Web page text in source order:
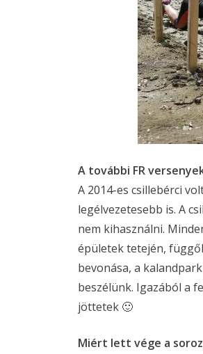
A további FR
A 2014-es csillebérci
legélvezetesebb is. A
nem kihasználni.
épületek tetején,
bevonása, a
beszélünk. Igazából a
jöttetek 🙂
Miért lett vége a